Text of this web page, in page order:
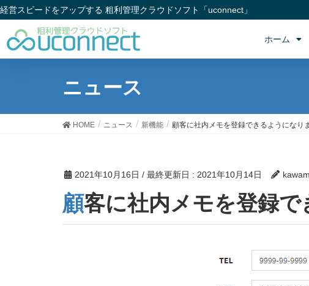
経営スピードをアップする 粗利管理クラウドソフト「uconnect」
ホーム
ニュース
HOME ニュース 新機能 顧客に社内メモを登録できるようになり
2021年10月16日 / 最終更新日 : 2021年10月14日
顧客に社内メモを登録